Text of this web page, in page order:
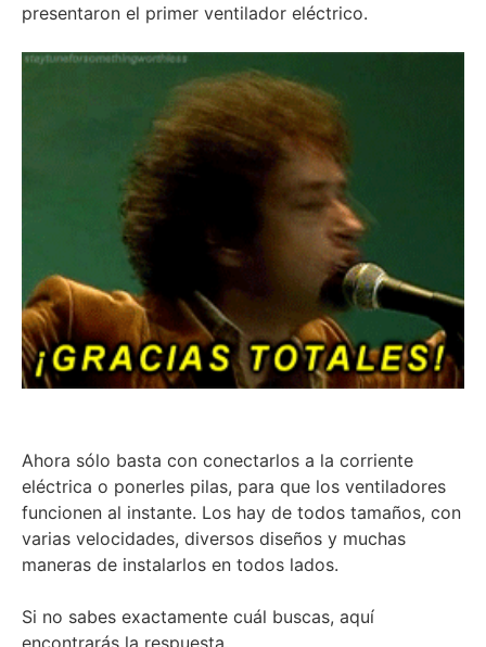
presentaron el primer ventilador eléctrico.
Ahora sólo basta con conectarlos a la corriente
eléctrica o ponerles pilas, para que los ventiladores
funcionen al instante. Los hay de todos tamaños, con
varias velocidades, diversos diseños y muchas
maneras de instalarlos en todos lados.
Si no sabes exactamente cuál buscas, aquí
encontrarás la respuesta.